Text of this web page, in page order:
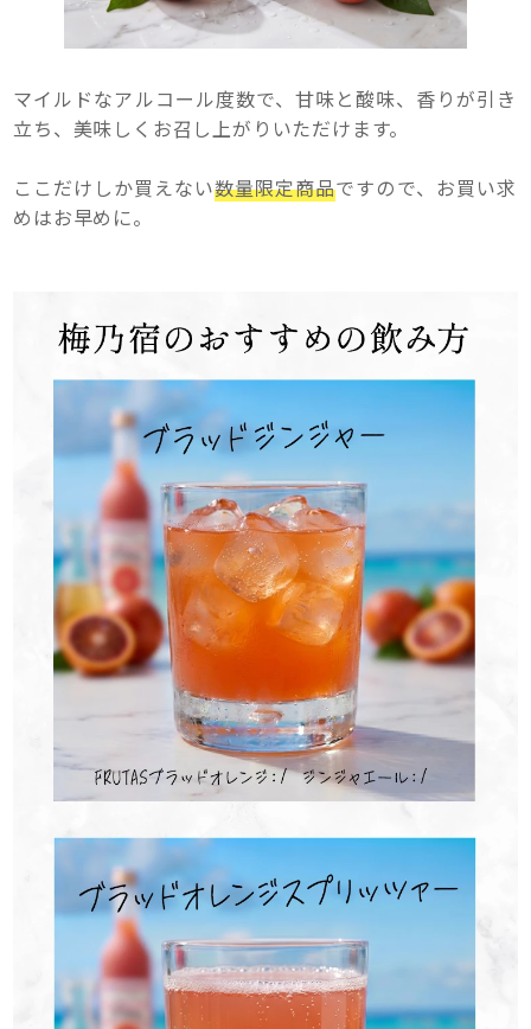
マイルドなアルコール度数で、甘味と酸味、香りが引き
立ち、美味しくお召し上がりいただけます。
ここだけしか買えない数量限定商品ですので、お買い求
めはお早めに。